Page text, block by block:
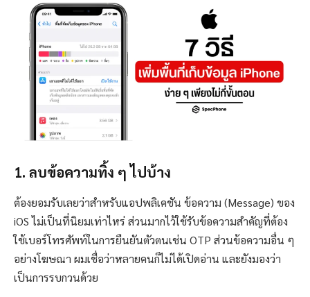
1. ลบข้อความทิ้ง ๆ ไปบ้าง
ต้องยอมรับเลยว่าสำหรับแอปพลิเคชัน ข้อความ (Message) ของ
iOS ไม่เป็นที่นิยมเท่าไหร่ ส่วนมากไว้ใช้รับข้อความสำคัญที่ต้อง
ใช้เบอร์โทรศัพท์ในการยืนยันตัวตนเช่น OTP ส่วนข้อความอื่น ๆ
อย่างโฆษณา ผมเชื่อว่าหลายคนก็ไม่ได้เปิดอ่าน และยังมองว่า
เป็นการรบกวนด้วย